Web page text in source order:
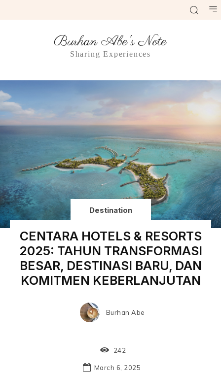
Burhan Abe's Note
Sharing Experiences
Destination
CENTARA HOTELS & RESORTS
2025: TAHUN TRANSFORMASI
BESAR, DESTINASI BARU, DAN
KOMITMEN KEBERLANJUTAN
Burhan Abe
242
March 6, 2025